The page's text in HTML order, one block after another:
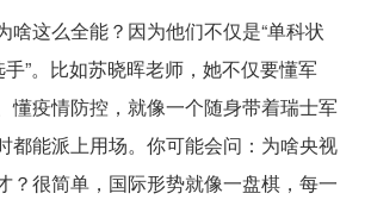
啥这么全能？因为他们不仅是“单科状
手”。比如苏晓晖老师，她不仅要懂军
懂疫情防控，就像一个随身带着瑞士军
都能派上用场。你可能会问：为啥央视
？很简单，国际形势就像一盘棋，每一